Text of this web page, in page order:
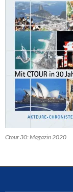
Ctour 30: Magazin 2020